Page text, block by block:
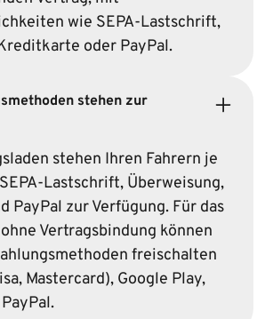
wie SEPA-Lastschrift,
oder PayPal.
stehen zur
stehen Ihren Fahrern je
Lastschrift, Überweisung,
PayPal zur Verfügung. Für das
Vertragsbindung können
freischalten
Mastercard), Google Play,